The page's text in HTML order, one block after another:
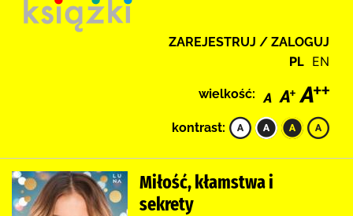
ZAREJESTRUJ / ZALOGUJ
PL EN
wielkość:
kontrast:
Miłość, kłamstwa i
sekrety